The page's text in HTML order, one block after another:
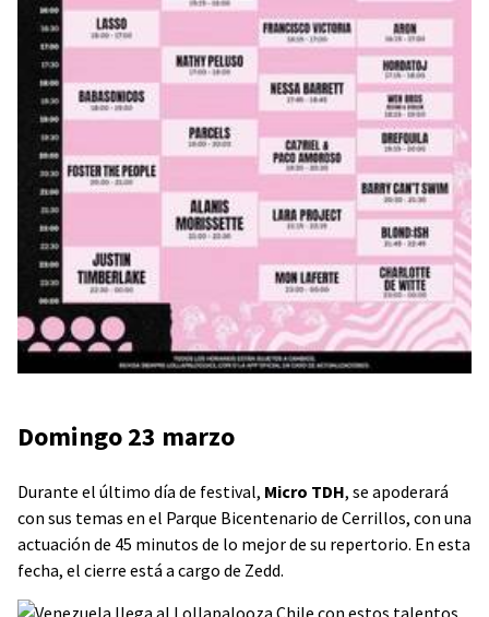
Domingo 23 marzo
Durante el último día de festival, Micro TDH, se apoderará
con sus temas en el Parque Bicentenario de Cerrillos, con una
actuación de 45 minutos de lo mejor de su repertorio. En esta
fecha, el cierre está a cargo de Zedd.